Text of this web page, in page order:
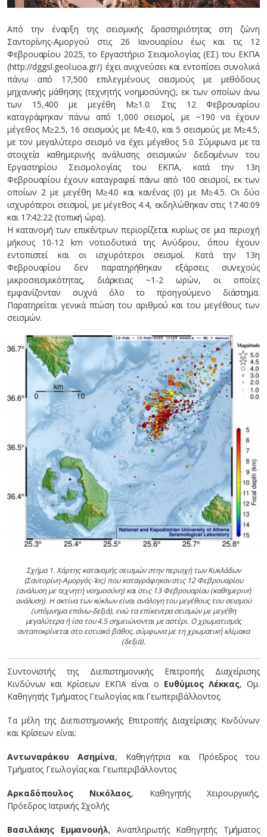
Από την έναρξη της σεισμικής δραστηριότητας στη ζώνη
Σαντορίνης-Αμοργού στις 26 Ιανουαρίου έως και τις 12
Φεβρουαρίου 2025, το Εργαστήριο Σεισμολογίας (ΕΣ) του ΕΚΠΑ
(http://dggsl.geol.uoa.gr/) έχει ανιχνεύσει και εντοπίσει συνολικά
πάνω από 17,500 επιλεγμένους σεισμούς με μεθόδους
μηχανικής μάθησης (τεχνητής νοημοσύνης), εκ των οποίων άνω
των 15,400 με μεγέθη Μ≥1.0. Στις 12 Φεβρουαρίου
καταγράφηκαν πάνω από 1,000 σεισμοί, με ~190 να έχουν
μέγεθος Μ≥2.5, 16 σεισμούς με Μ≥4.0, και 5 σεισμούς με Μ≥4.5,
με τον μεγαλύτερο σεισμό να έχει μέγεθος 5.0. Σύμφωνα με τα
στοιχεία καθημερινής ανάλυσης σεισμικών δεδομένων του
Εργαστηρίου Σεισμολογίας του ΕΚΠΑ, κατά την 13η
Φεβρουαρίου έχουν καταγραφεί πάνω από 100 σεισμοί, εκ των
οποίων 2 με μεγέθη M≥4.0 και κανένας (0) με Μ≥4.5. Οι δύο
ισχυρότεροι σεισμοί, με μέγεθος 4.4, εκδηλώθηκαν στις 17:40:09
και 17:42:22 (τοπική ώρα).
Η κατανομή των επικέντρων περιορίζεται κυρίως σε μια περιοχή
μήκους 10-12 km νοτιοδυτικά της Ανύδρου, όπου έχουν
εντοπιστεί και οι ισχυρότεροι σεισμοί. Κατά την 13η
Φεβρουαρίου δεν παρατηρήθηκαν εξάρσεις συνεχούς
μικροσεισμικότητας, διάρκειας ~1-2 ωρών, οι οποίες
εμφανίζονταν συχνά όλο το προηγούμενο διάστημα.
Παρατηρείται γενικά πτώση του αριθμού και του μεγέθους των
σεισμών.
Σχήμα 1. Χάρτης κατανομής σεισμών στην περιοχή των Κυκλάδων
(Σαντορίνη-Αμοργός-Ίος) που καταγράφηκαν στις 12 Φεβρουαρίου
(ανάλυση με τεχνητή νοημοσύνη) και στις 13 Φεβρουαρίου (καθημερινή
ανάλυση). Η ακτίνα των κύκλων είναι ανάλογη του μεγέθους του σεισμού
(υπόμνημα επάνω-δεξιά), ενώ τα επίκεντρα σεισμών με μεγέθη
μεγαλύτερα ή ίσα του 4.5 σημειώνονται με αστέρι. Ο χρωματισμός
ανταποκρίνεται στο εστιακό βάθος, σύμφωνα με τη χρωματική κλίμακα
(δεξιά).
Συντονιστής της Διεπιστημονικής Επιτροπής Διαχείρισης
Κινδύνων και Κρίσεων ΕΚΠΑ είναι ο Ευθύμιος Λέκκας, Ομ.
Καθηγητής Τμήματος Γεωλογίας και Γεωπεριβάλλοντος.
Τα μέλη της Διεπιστημονικής Επιτροπής Διαχείρισης Κινδύνων
και Κρίσεων είναι:
Αντωναράκου Ασημίνα, Καθηγήτρια και Πρόεδρος του
Τμήματος Γεωλογίας και Γεωπεριβάλλοντος
Αρκαδόπουλος Νικόλαος, Καθηγητής Χειρουργικής,
Πρόεδρος Ιατρικής Σχολής
Βασιλάκης Εμμανουήλ, Αναπληρωτής Καθηγητής Τμήματος